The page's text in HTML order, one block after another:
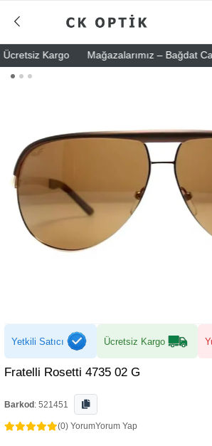
Kargo Mağazalarımız – Bağdat
Yetkili Satıcı Ücretsiz Kargo
Fratelli Rosetti 4735 02 G
Barkod : 521451
(0) YorumYorum Yap